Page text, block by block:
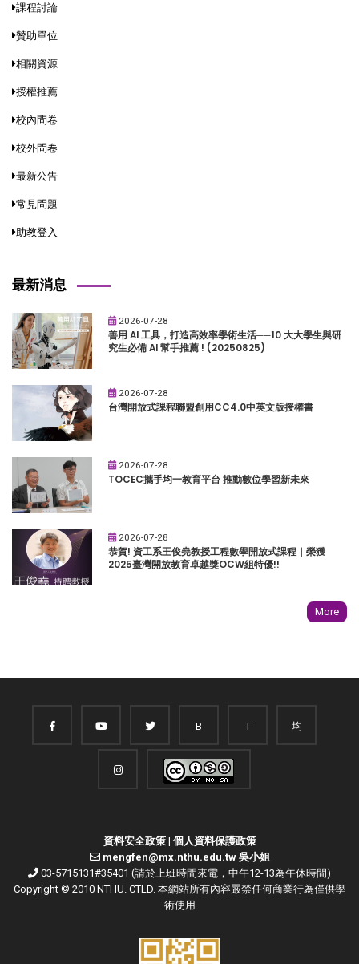
課程討論
贊助單位
相關資源
授權推薦
校內問卷
校外問卷
最新公告
常見問題
助教登入
最新消息
2026-07-28
善用 AI 工具，打造高效率學術生活──10 大大學生與研
究生必備 AI 幫手推薦 ! (20250825)
2026-07-28
台灣開放式課程聯盟創用CC4.0中英文版授權書
2026-07-28
TOCEC攜手均一教育平台 推動數位學習新未來
2026-07-28
恭賀! 資工系王俊堯教授工程數學開放式課程｜榮獲
2025臺灣開放教育卓越獎OCW組特優!!
More
B T 均
資料安全政策| 個人資料保護政策
mengfen@mx.nthu.edu.tw 吳小姐
03-5715131#35401 (請於上班時間來電，中午12-13為午休時間)
Copyright © 2010 NTHU. CTLD. 本網站所有內容嚴禁任何商業行為僅供學
術使用